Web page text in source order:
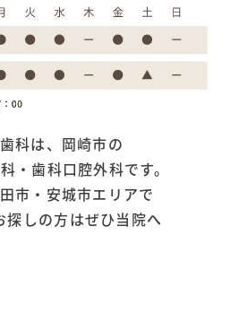
科は、岡崎市の
・歯科口腔外科です。
市・安城市エリアで
探しの方はぜひ当院へ